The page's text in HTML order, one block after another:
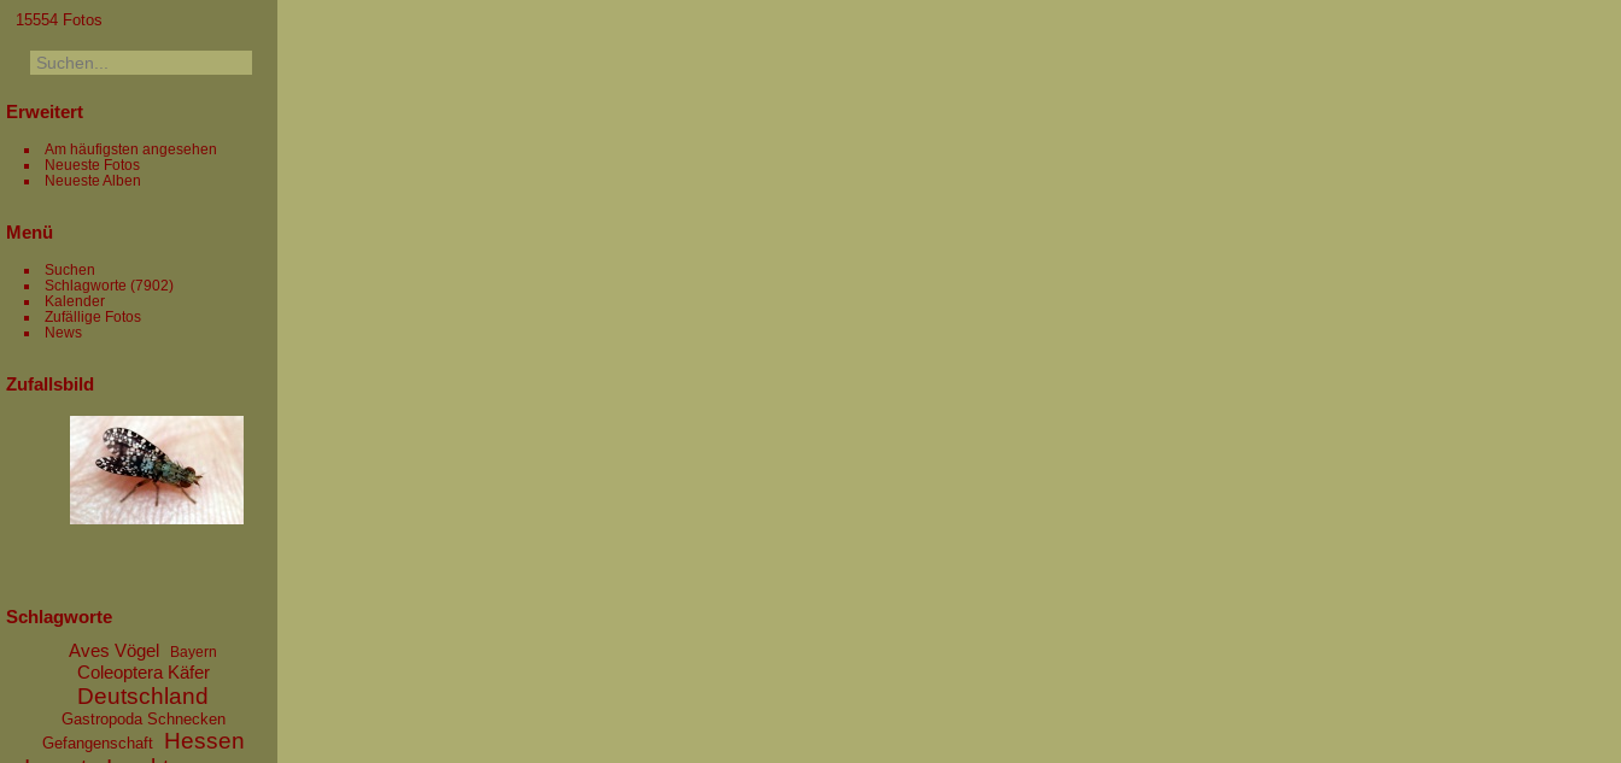
15554 Fotos
Erweitert
Am häufigsten angesehen
Neueste Fotos
Neueste Alben
Menü
Suchen
Schlagworte (7902)
Kalender
Zufällige Fotos
News
Zufallsbild
Schlagworte
Aves Vögel
Bayern
Coleoptera Käfer
Deutschland
Gastropoda Schnecken
Gefangenschaft
Hessen